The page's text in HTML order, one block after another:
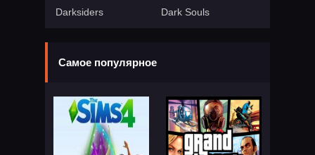
Darksiders
Dark Souls
Самое популярное